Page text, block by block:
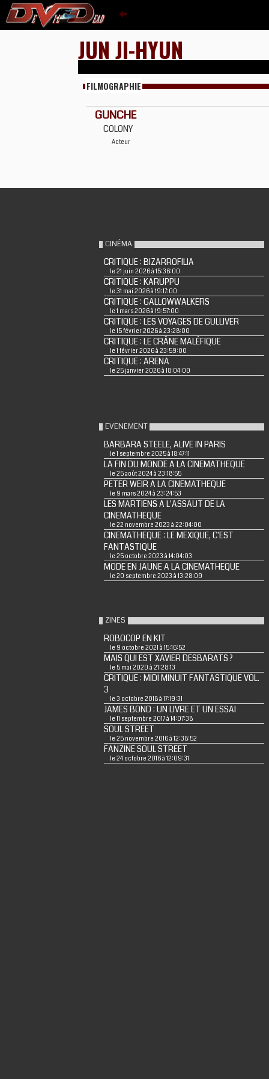
JUN JI-HYUN
FILMOGRAPHIE
GUNCHE
COLONY
Acteur
CINÉMA
CRITIQUE : BIZARROFILIA
le 21 juin 2026 à 15:36:00
CRITIQUE : KARUPPU
le 31 mai 2026 à 19:17:00
CRITIQUE : GALLOWWALKERS
le 1 mars 2026 à 19:57:00
CRITIQUE : LES VOYAGES DE GULLIVER
le 15 février 2026 à 23:28:00
CRITIQUE : LE CRÂNE MALÉFIQUE
le 1 février 2026 à 23:59:00
CRITIQUE : ARENA
le 25 janvier 2026 à 18:04:00
EVENEMENT
BARBARA STEELE, ALIVE IN PARIS
le 1 septembre 2025 à 18:47:11
LA FIN DU MONDE A LA CINEMATHEQUE
le 25 août 2024 à 23:18:55
PETER WEIR A LA CINEMATHEQUE
le 9 mars 2024 à 23:24:53
LES MARTIENS A L'ASSAUT DE LA
CINEMATHEQUE
le 22 novembre 2023 à 22:04:00
CINEMATHEQUE : LE MEXIQUE, C'EST
FANTASTIQUE
le 25 octobre 2023 à 14:04:03
MODE EN JAUNE A LA CINEMATHEQUE
le 20 septembre 2023 à 13:28:09
ZINES
ROBOCOP EN KIT
le 9 octobre 2021 à 15:16:52
MAIS QUI EST XAVIER DESBARATS ?
le 5 mai 2020 à 21:28:13
CRITIQUE : MIDI MINUIT FANTASTIQUE VOL.
3
le 3 octobre 2018 à 17:19:31
JAMES BOND : UN LIVRE ET UN ESSAI
le 11 septembre 2017 à 14:07:38
SOUL STREET
le 25 novembre 2016 à 12:38:52
FANZINE SOUL STREET
le 24 octobre 2016 à 12:09:31